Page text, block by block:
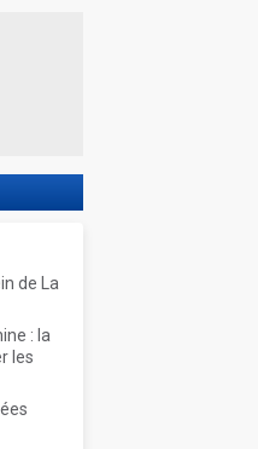
de La
: la
les